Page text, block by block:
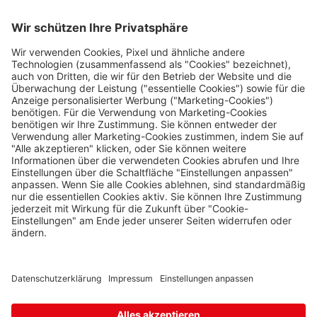
Broumov
Mähring
Stará rota 115, Broumov,
348 15
0 Stk.
Cínovec
Zinnwald
Cínovec 294, Dubí - Teplice
1,415 01
0 Stk.
Halámky
Neunagelberg
0 Stk.
Hatě
0 Stk.
Nützliches
Impressum
Datenschutz
Die Travel FREE App zum Download
Folge uns auf Social Media